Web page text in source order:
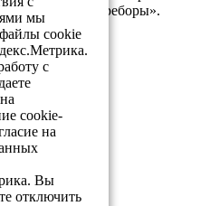
«Озорные переборы».
мы
cookie
с
cookie-
на
Вы
отключить